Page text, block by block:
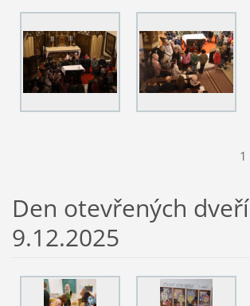
1
Den otevřených dveří
9.12.2025